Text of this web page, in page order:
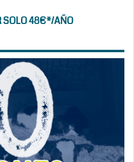
SOLO 48€*/AÑO